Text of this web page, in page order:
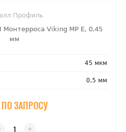
Профиль
Viking MP E, 0,45
мм
45 мкм
0,5 мм
ЗАПРОСУ